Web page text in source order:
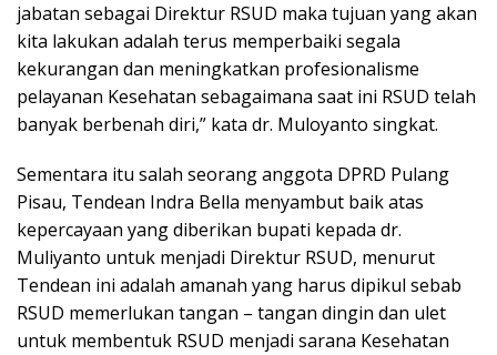
jabatan sebagai Direktur RSUD maka tujuan yang akan
kita lakukan adalah terus memperbaiki segala
kekurangan dan meningkatkan profesionalisme
pelayanan Kesehatan sebagaimana saat ini RSUD telah
banyak berbenah diri,” kata dr. Muloyanto singkat.
Sementara itu salah seorang anggota DPRD Pulang
Pisau, Tendean Indra Bella menyambut baik atas
kepercayaan yang diberikan bupati kepada dr.
Muliyanto untuk menjadi Direktur RSUD, menurut
Tendean ini adalah amanah yang harus dipikul sebab
RSUD memerlukan tangan – tangan dingin dan ulet
untuk membentuk RSUD menjadi sarana Kesehatan